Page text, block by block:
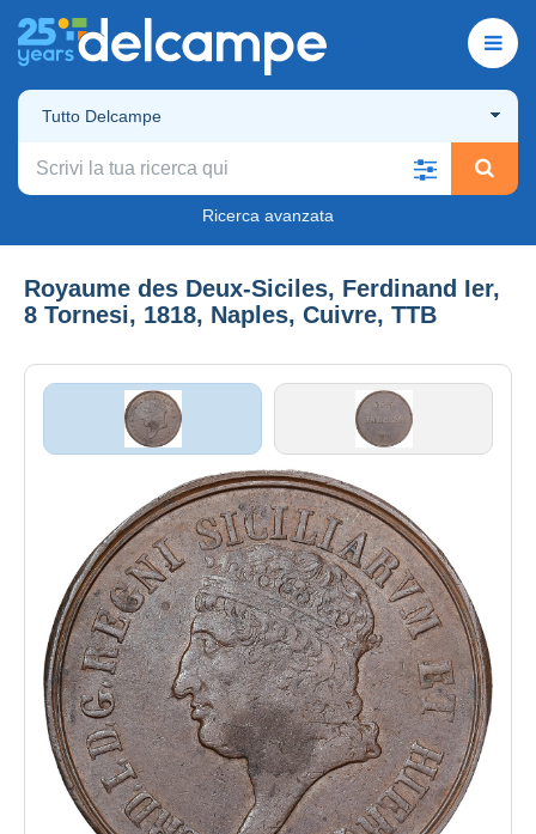
Tutto Delcampe
Ricerca avanzata
Royaume des Deux-Siciles, Ferdinand Ier,
8 Tornesi, 1818, Naples, Cuivre, TTB